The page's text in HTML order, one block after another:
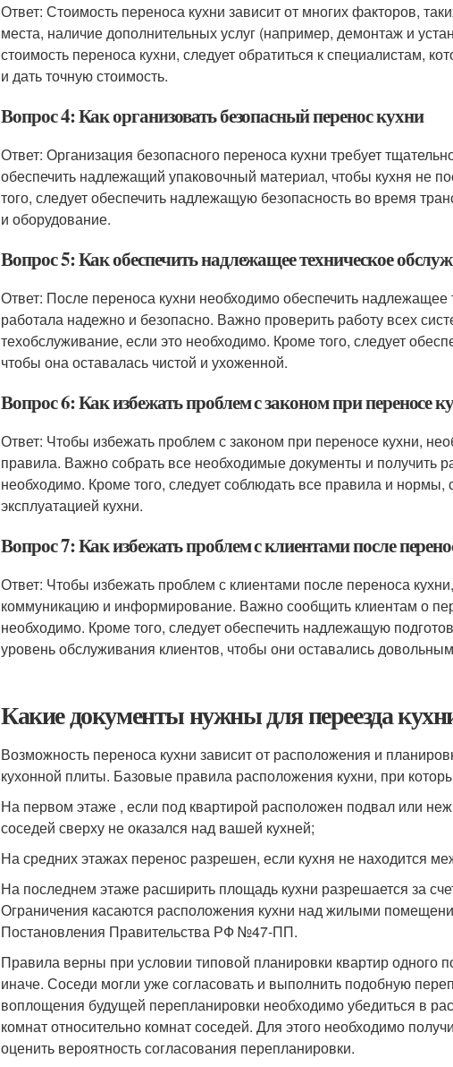
Ответ: Стоимость переноса кухни зависит от многих факторов,
места, наличие дополнительных услуг (например, демонтаж и
стоимость переноса кухни, следует обратиться к специалистам,
и дать точную стоимость.
Вопрос 4: Как организовать безопасный перенос кухни
Ответ: Организация безопасного переноса кухни требует
обеспечить надлежащий упаковочный материал, чтобы кухня не
того, следует обеспечить надлежащую безопасность во время
и оборудование.
Вопрос 5: Как обеспечить надлежащее техническое
Ответ: После переноса кухни необходимо обеспечить
работала надежно и безопасно. Важно проверить работу всех
техобслуживание, если это необходимо. Кроме того, следует
чтобы она оставалась чистой и ухоженной.
Вопрос 6: Как избежать проблем с законом при переносе
Ответ: Чтобы избежать проблем с законом при переносе кухни,
правила. Важно собрать все необходимые документы и получить
необходимо. Кроме того, следует соблюдать все правила и нормы,
эксплуатацией кухни.
Вопрос 7: Как избежать проблем с клиентами после
Ответ: Чтобы избежать проблем с клиентами после переноса
коммуникацию и информирование. Важно сообщить клиентам о
необходимо. Кроме того, следует обеспечить надлежащую
уровень обслуживания клиентов, чтобы они оставались
Какие документы нужны для переезда
Возможность переноса кухни зависит от расположения и
кухонной плиты. Базовые правила расположения кухни, при
На первом этаже , если под квартирой расположен подвал или
соседей сверху не оказался над вашей кухней;
На средних этажах перенос разрешен, если кухня не находится
На последнем этаже расширить площадь кухни разрешается за
Ограничения касаются расположения кухни над жилыми
Постановления Правительства РФ №47-ПП.
Правила верны при условии типовой планировки квартир одного
иначе. Соседи могли уже согласовать и выполнить подобную
воплощения будущей перепланировки необходимо убедиться в
комнат относительно комнат соседей. Для этого необходимо
оценить вероятность согласования перепланировки.